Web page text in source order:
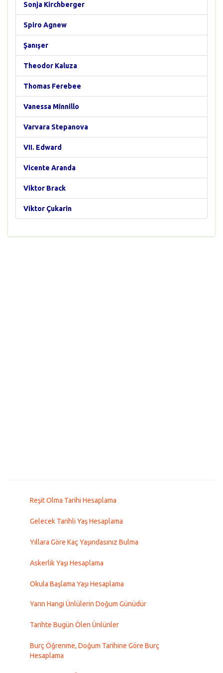
Sonja Kirchberger
Spiro Agnew
Şanışer
Theodor Kaluza
Thomas Ferebee
Vanessa Minnillo
Varvara Stepanova
VII. Edward
Vicente Aranda
Viktor Brack
Viktor Çukarin
Reşit Olma Tarihi Hesaplama
Gelecek Tarihli Yaş Hesaplama
Yıllara Göre Kaç Yaşındasınız Bulma
Askerlik Yaşı Hesaplama
Okula Başlama Yaşı Hesaplama
Yarın Hangi Ünlülerin Doğum Günüdür
Tarihte Bugün Ölen Ünlünler
Burç Öğrenme, Doğum Tarihine Göre Burç
Hesaplama